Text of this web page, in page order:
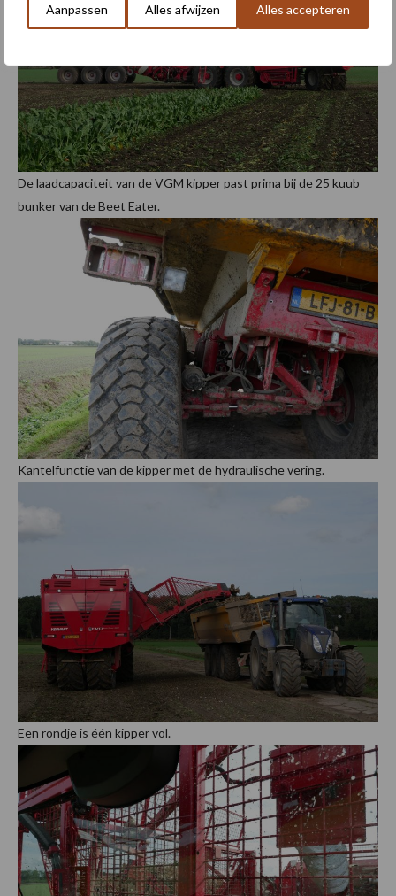
Aanpassen Alles afwijzen Alles accepteren
De laadcapaciteit van de VGM kipper past prima bij de 25 kuub
bunker van de Beet Eater.
Kantelfunctie van de kipper met de hydraulische vering.
Een rondje is één kipper vol.